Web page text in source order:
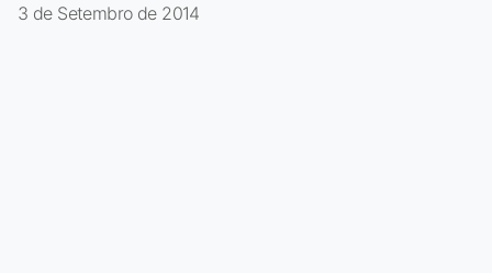
3 de Setembro de 2014